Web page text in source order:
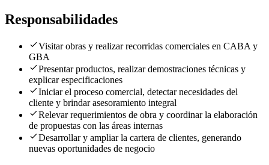
Responsabilidades
Visitar obras y realizar recorridas comerciales en CABA y
GBA
Presentar productos, realizar demostraciones técnicas y
explicar especificaciones
Iniciar el proceso comercial, detectar necesidades del
cliente y brindar asesoramiento integral
Relevar requerimientos de obra y coordinar la elaboración
de propuestas con las áreas internas
Desarrollar y ampliar la cartera de clientes, generando
nuevas oportunidades de negocio